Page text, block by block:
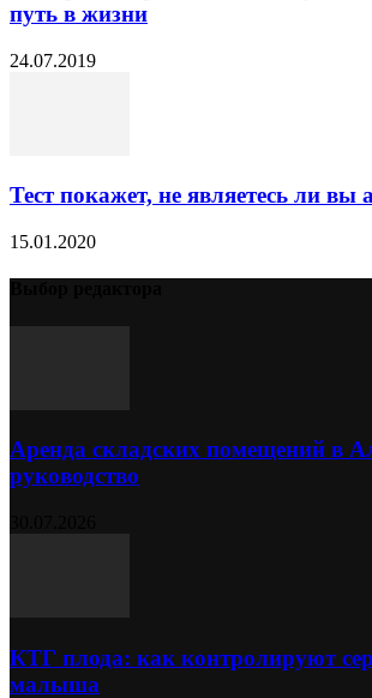
путь в жизни
24.07.2019
Тест покажет, не являетесь ли вы
15.01.2020
Аренда складских помещений в
руководство
КТГ плода: как контролируют
малыша